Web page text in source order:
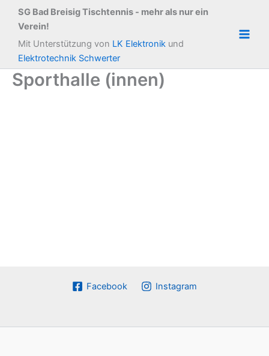
Inhalt
SG Bad Breisig Tischtennis - mehr als nur ein
Verein!
Mit Unterstützung von LK Elektronik und
Elektrotechnik Schwerter
Sporthalle (innen)
Facebook Instagram